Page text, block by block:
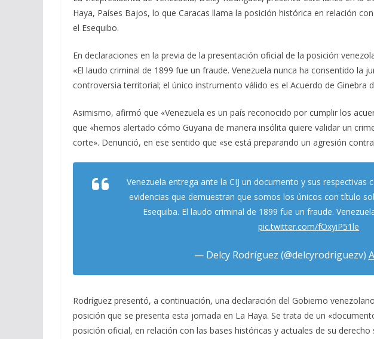
e
o
k
e
gr
m
at
p
p
ai m
ti
r
Haya, Países Bajos, lo que Caracas llama la posición histórica en relación
el Esequibo.
En declaraciones en la previa de la presentación oficial de la posición
«El laudo criminal de 1899 fue un fraude. Venezuela nunca ha consentido la
controversia territorial; el único instrumento válido es el Acuerdo de Ginebra
Asimismo, afirmó que «Venezuela es un país reconocido por cumplir los
que «hemos alertado cómo Guyana de manera insólita quiere validar un
corte». Denunció, en ese sentido que «se está preparando un agresión contra
Venezuela entrega ante la CIJ un documento y sus respectivas
evidencias que demuestran que somos los únicos con título
Esequiba. El laudo criminal de 1899 fue un fraude.
pic.twitter.com/fOxyiP51le
— Delcy Rodríguez (@delcyrodriguezv)
Rodríguez presentó, a continuación, una declaración del Gobierno
posición que se presenta esta jornada en La Haya. Se trata de un
posición oficial, en relación con las bases históricas y actuales de su